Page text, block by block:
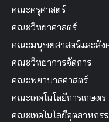
คณะครุศาสตร์
คณะวิทยาศาสตร์
คณะมนุษยศาสตร์และสัง
คณะวิทยาการจัดการ
คณะพยาบาลศาสตร์
คณะเทคโนโลยีการเกษตร
คณะเทคโนโลยีอุตสาหกร